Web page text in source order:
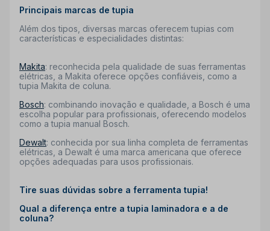
Principais marcas de tupia
Além dos tipos, diversas marcas oferecem tupias com
características e especialidades distintas:
Makita: reconhecida pela qualidade de suas ferramentas
elétricas, a Makita oferece opções confiáveis, como a
tupia Makita de coluna.
Bosch: combinando inovação e qualidade, a Bosch é uma
escolha popular para profissionais, oferecendo modelos
como a tupia manual Bosch.
Dewalt: conhecida por sua linha completa de ferramentas
elétricas, a Dewalt é uma marca americana que oferece
opções adequadas para usos profissionais.
Tire suas dúvidas sobre a ferramenta tupia!
Qual a diferença entre a tupia laminadora e a de
coluna?